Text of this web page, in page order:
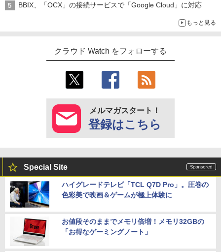
BBIX、「OCX」の接続サービスで「Google Cloud」に対応
もっと見る
クラウド Watch をフォローする
メルマガスタート！
登録はこちら
Special Site
ハイグレードテレビ「TCL Q7D Pro」。圧巻の
色彩美で映画＆ゲームが極上体験に
お値段そのままでメモリ倍増！メモリ32GBの
「お得なゲーミングノート」